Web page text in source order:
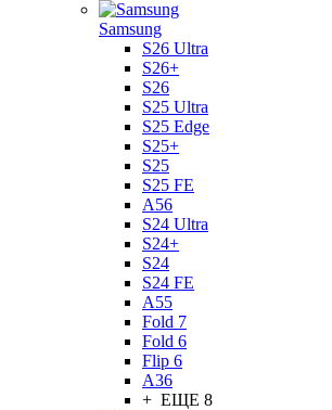
Samsung
S26 Ultra
S26+
S26
S25 Ultra
S25 Edge
S25+
S25
S25 FE
A56
S24 Ultra
S24+
S24
S24 FE
A55
Fold 7
Fold 6
Flip 6
A36
+ ЕЩЕ 8